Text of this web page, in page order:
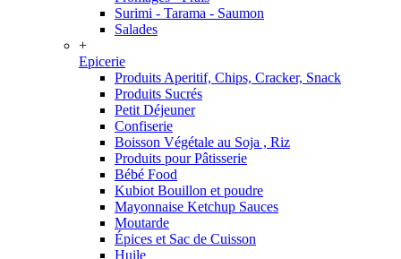
Surimi - Tarama - Saumon
Salades
+
Epicerie
Produits Aperitif, Chips, Cracker, Snack
Produits Sucrés
Petit Déjeuner
Confiserie
Boisson Végétale au Soja , Riz
Produits pour Pâtisserie
Bébé Food
Kubiot Bouillon et poudre
Mayonnaise Ketchup Sauces
Moutarde
Épices et Sac de Cuisson
Huile